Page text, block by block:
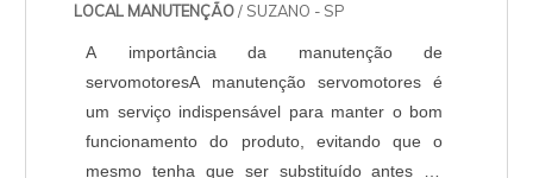
LOCAL MANUTENÇÃO/ SUZANO - SP
A importância da manutenção de
servomotoresA manutenção servomotores é
um serviço indispensável para manter o bom
funcionamento do produto, evitando que o
mesmo tenha que ser substituído antes do